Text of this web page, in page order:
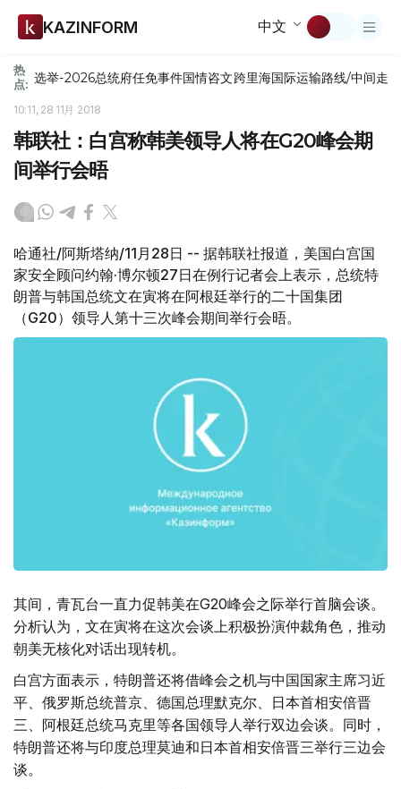
KAZINFORM 中文
热
点: 选举-2026总统府任免事件国情咨文跨里海国际运输路线/中间走廊
10:11, 28 11月 2018
韩联社：白宫称韩美领导人将在G20峰会期
间举行会晤
哈通社/阿斯塔纳/11月28日 -- 据韩联社报道，美国白宫国
家安全顾问约翰·博尔顿27日在例行记者会上表示，总统特
朗普与韩国总统文在寅将在阿根廷举行的二十国集团
（G20）领导人第十三次峰会期间举行会晤。
其间，青瓦台一直力促韩美在G20峰会之际举行首脑会谈。
分析认为，文在寅将在这次会谈上积极扮演仲裁角色，推动
朝美无核化对话出现转机。
白宫方面表示，特朗普还将借峰会之机与中国国家主席习近
平、俄罗斯总统普京、德国总理默克尔、日本首相安倍晋
三、阿根廷总统马克里等各国领导人举行双边会谈。同时，
特朗普还将与印度总理莫迪和日本首相安倍晋三举行三边会
谈。